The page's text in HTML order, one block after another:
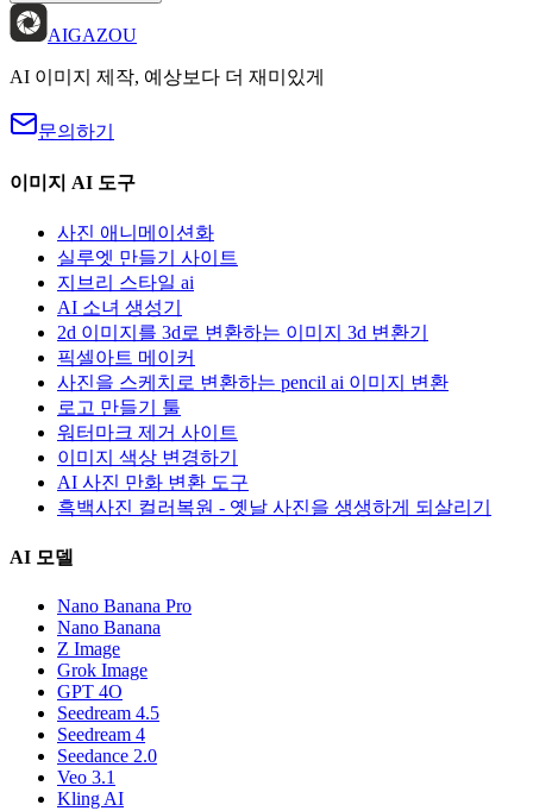
AIGAZOU
AI 이미지 제작, 예상보다 더 재미있게
문의하기
이미지 AI 도구
사진 애니메이션화
실루엣 만들기 사이트
지브리 스타일 ai
AI 소녀 생성기
2d 이미지를 3d로 변환하는 이미지 3d 변환기
픽셀아트 메이커
사진을 스케치로 변환하는 pencil ai 이미지 변환
로고 만들기 툴
워터마크 제거 사이트
이미지 색상 변경하기
AI 사진 만화 변환 도구
흑백사진 컬러복원 - 옛날 사진을 생생하게 되살리기
AI 모델
Nano Banana Pro
Nano Banana
Z Image
Grok Image
GPT 4O
Seedream 4.5
Seedream 4
Seedance 2.0
Veo 3.1
Kling AI